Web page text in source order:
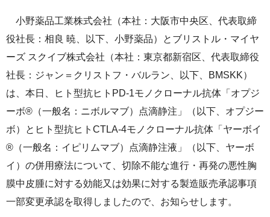
患者さんとご家族の皆さま
医療関係者の皆さま
メディカルアフェアーズ情報提供サイト（ONO
MA）
医療従事者向けサイト（ONOメディカルナビ）
医薬・薬学研究支援
ニュース
お問い合わせ
English Global
経営戦略
グローバル戦略
コーポレート・ガバナンス
ポリシー類
会社案内
開発パイプライン
研究者主導研究支援
財務ハイライト
業績報告
IRライブラリー
株式関連情報
個人投資家の皆さまへ
IRカレンダー
株主・投資家との対話
トップメッセージ
小野薬品工業のサステナビリティ
環境
社会
ガバナンス
小野薬品工業株式会社（本社：大阪市中央区、代表取締
役社長：相良 暁、以下、小野薬品）とブリストル・マイヤ
ーズ スクイブ株式会社（本社：東京都新宿区、代表取締役
社長：ジャン＝クリストフ・バルラン、以下、BMSKK）
は、本日、ヒト型抗ヒトPD-1モノクローナル抗体「オプジ
ーボ®（一般名：ニボルマブ）点滴静注」（以下、オプジー
ボ）とヒト型抗ヒトCTLA-4モノクローナル抗体「ヤーボイ
®（一般名：イピリムマブ）点滴静注液」（以下、ヤーボ
イ）の併用療法について、切除不能な進行・再発の悪性胸
膜中皮腫に対する効能又は効果に対する製造販売承認事項
一部変更承認を取得しましたので、お知らせします。